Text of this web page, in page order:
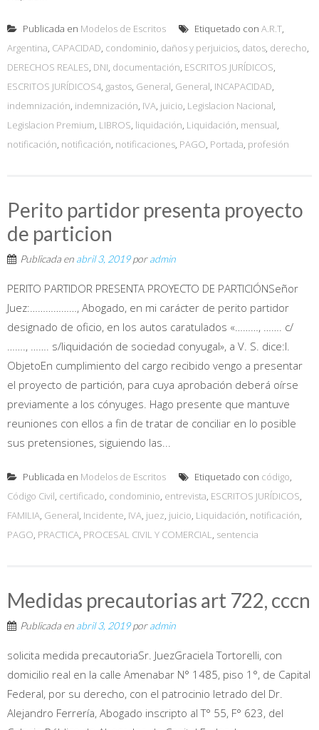
Publicada en Modelos de Escritos Etiquetado con A.R.T,
Argentina, CAPACIDAD, condominio, daños y perjuicios, datos, derecho,
DERECHOS REALES, DNI, documentación, ESCRITOS JURÍDICOS,
ESCRITOS JURÍDICOS4, gastos, General, General, INCAPACIDAD,
indemnización, indemnización, IVA, juicio, Legislacion Nacional,
Legislacion Premium, LIBROS, liquidación, Liquidación, mensual,
notificación, notificación, notificaciones, PAGO, Portada, profesión
Perito partidor presenta proyecto
de particion
Publicada en abril 3, 2019poradmin
PERITO PARTIDOR PRESENTA PROYECTO DE PARTICIÓNSeñor
Juez:………………, Abogado, en mi carácter de perito partidor
designado de oficio, en los autos caratulados «………, ……. c/
……., ……. s/liquidación de sociedad conyugal», a V. S. dice:I.
ObjetoEn cumplimiento del cargo recibido vengo a presentar
el proyecto de partición, para cuya aprobación deberá oírse
previamente a los cónyuges. Hago presente que mantuve
reuniones con ellos a fin de tratar de conciliar en lo posible
sus pretensiones, siguiendo las...
Publicada en Modelos de Escritos Etiquetado con código,
Código Civil, certificado, condominio, entrevista, ESCRITOS JURÍDICOS,
FAMILIA, General, Incidente, IVA, juez, juicio, Liquidación, notificación,
PAGO, PRACTICA, PROCESAL CIVIL Y COMERCIAL, sentencia
Medidas precautorias art 722, cccn
Publicada en abril 3, 2019poradmin
solicita medida precautoriaSr. JuezGraciela Tortorelli, con
domicilio real en la calle Amenabar N° 1485, piso 1°, de Capital
Federal, por su derecho, con el patrocinio letrado del Dr.
Alejandro Ferrería, Abogado inscripto al T° 55, F° 623, del